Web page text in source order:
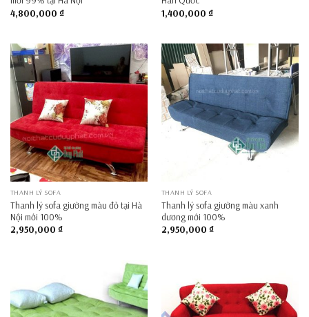
4,800,000 ₫
1,400,000 ₫
THANH LÝ SOFA
Thanh lý sofa giường màu đỏ tại Hà
Nội mới 100%
2,950,000 ₫
THANH LÝ SOFA
Thanh lý sofa giường màu xanh
dương mới 100%
2,950,000 ₫